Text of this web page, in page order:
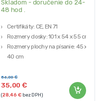
Skladom - doručenie do 24-
48 hod .
Certifikáty: CE, EN 71
Rozmery dosky: 101 x 54 x 55 cm
Rozmery plochy na písanie: 45 x
40 cm
príslušenstvo
35,00€
56,00€
(28,46€bez DPH)